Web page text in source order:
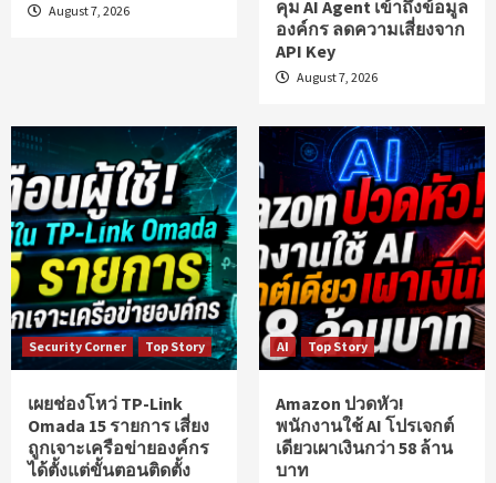
August 7, 2026
คุม AI Agent เข้าถึงข้อมูล
องค์กร ลดความเสี่ยงจาก
API Key
August 7, 2026
Security Corner Top Story
เผยช่องโหว่ TP-Link
Omada 15 รายการ เสี่ยง
ถูกเจาะเครือข่ายองค์กร
ได้ตั้งแต่ขั้นตอนติดตั้ง
AI Top Story
Amazon ปวดหัว!
พนักงานใช้ AI โปรเจกต์
เดียวเผาเงินกว่า 58 ล้าน
บาท